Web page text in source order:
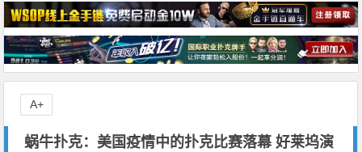
蜗牛扑克：美国疫情中的扑克比赛落幕 好莱坞演
A+